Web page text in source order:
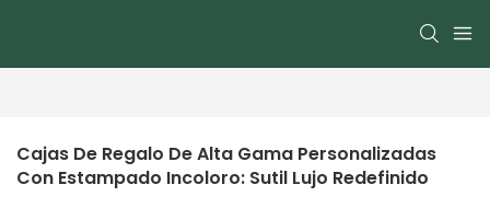
Cajas De Regalo De Alta Gama Personalizadas
Con Estampado Incoloro: Sutil Lujo Redefinido